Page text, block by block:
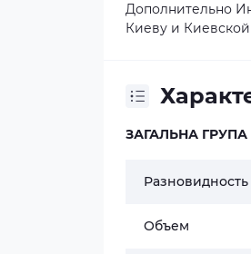
Дополнительно
Киеву и Киевской
ЗАГАЛЬНА ГРУПА
Разновидность
Объем